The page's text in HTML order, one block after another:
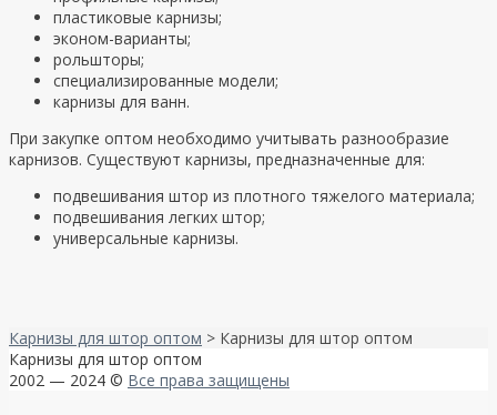
пластиковые карнизы;
эконом-варианты;
рольшторы;
специализированные модели;
карнизы для ванн.
При закупке оптом необходимо учитывать разнообразие
карнизов. Существуют карнизы, предназначенные для:
подвешивания штор из плотного тяжелого материала;
подвешивания легких штор;
универсальные карнизы.
Карнизы для штор оптом > Карнизы для штор оптом
Карнизы для штор оптом
2002 — 2024 © Все права защищены